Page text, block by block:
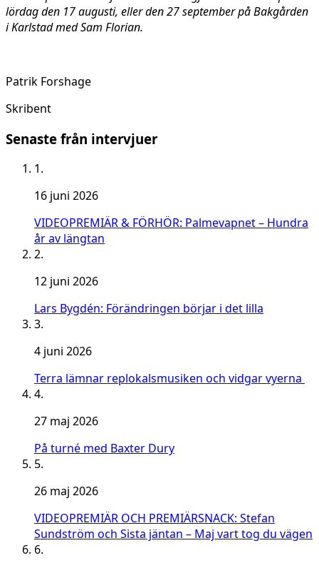
lördag den 17 augusti, eller den 27 september på Bakgården
i Karlstad med Sam Florian.
Patrik Forshage
Skribent
Senaste från intervjuer
1.
16 juni 2026
VIDEOPREMIÄR & FÖRHÖR: Palmevapnet – Hundra
år av längtan
2.
12 juni 2026
Lars Bygdén: Förändringen börjar i det lilla
3.
4 juni 2026
Terra lämnar replokalsmusiken och vidgar vyerna
4.
27 maj 2026
På turné med Baxter Dury
5.
26 maj 2026
VIDEOPREMIÄR OCH PREMIÄRSNACK: Stefan
Sundström och Sista jäntan – Maj vart tog du vägen
6.